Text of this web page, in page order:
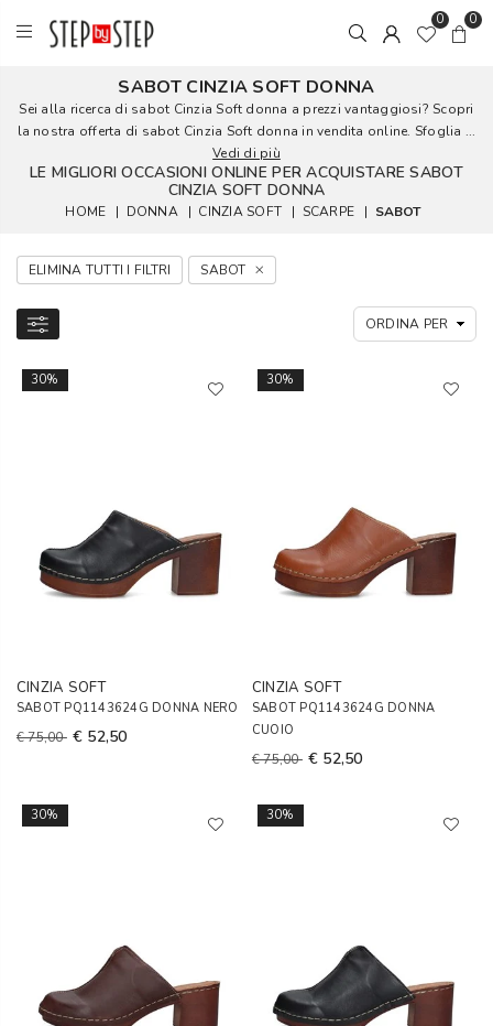
0 0
SABOT CINZIA SOFT DONNA
Sei alla ricerca di sabot Cinzia Soft donna a prezzi vantaggiosi? Scopri
la nostra offerta di sabot Cinzia Soft donna in vendita online. Sfoglia ...
Vedi di più
LE MIGLIORI OCCASIONI ONLINE PER ACQUISTARE SABOT
CINZIA SOFT DONNA
HOME | DONNA | CINZIA SOFT | SCARPE | SABOT
ELIMINA TUTTI I FILTRI SABOT
30%
CINZIA SOFT
SABOT PQ1143624G DONNA NERO
€ 75,00 € 52,50
30%
CINZIA SOFT
SABOT PQ1143624G DONNA
CUOIO
€ 75,00 € 52,50
30% 30%